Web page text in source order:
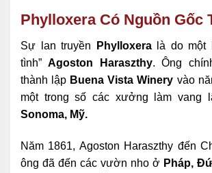
Phylloxera Có Nguồn Gốc
Sự lan truyền Phylloxeralà do một
tình”Agoston Haraszthy. Ông
thành lập Buena Vista Winery vào
một trong số các xưởng làm vang
Sonoma, Mỹ.
Năm 1861, Agoston Haraszthy đến
ông đã đến các vườn nho ở Pháp,